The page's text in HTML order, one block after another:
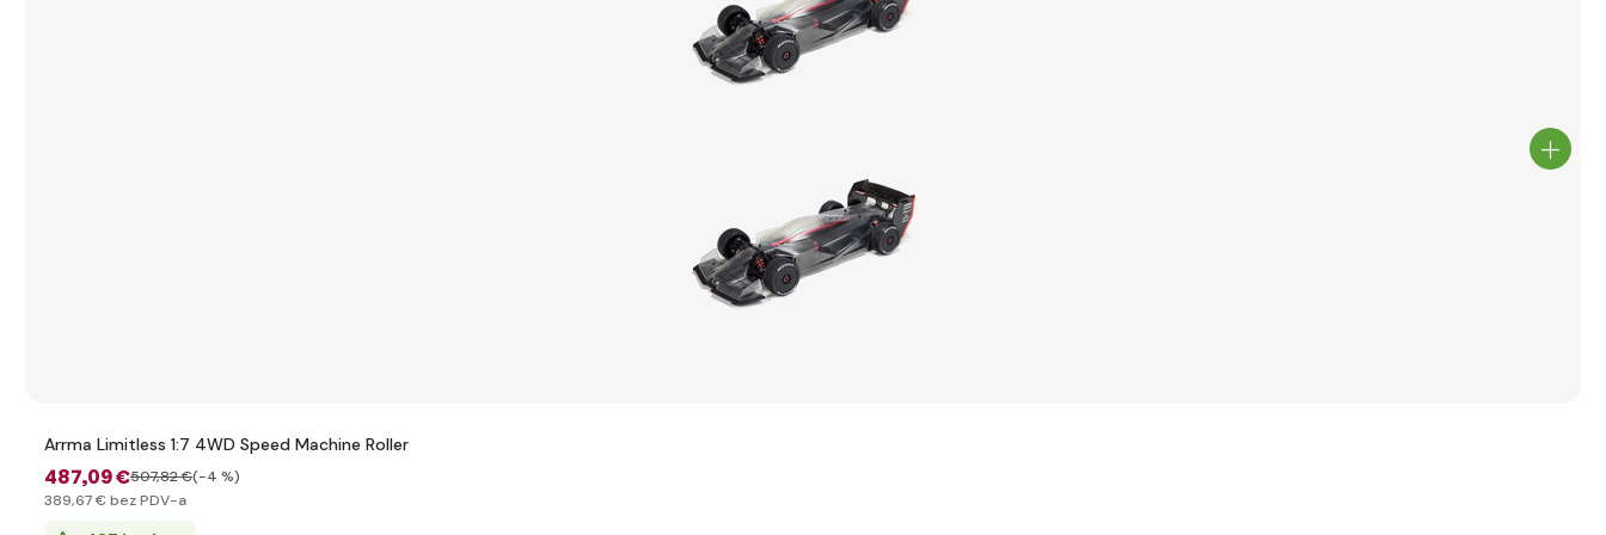
Arrma Limitless 1:7 4WD Speed Machine Roller
487,09 €507,82 €(-4 %)
389,67 € bez PDV-a